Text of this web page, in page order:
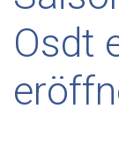
Osdt